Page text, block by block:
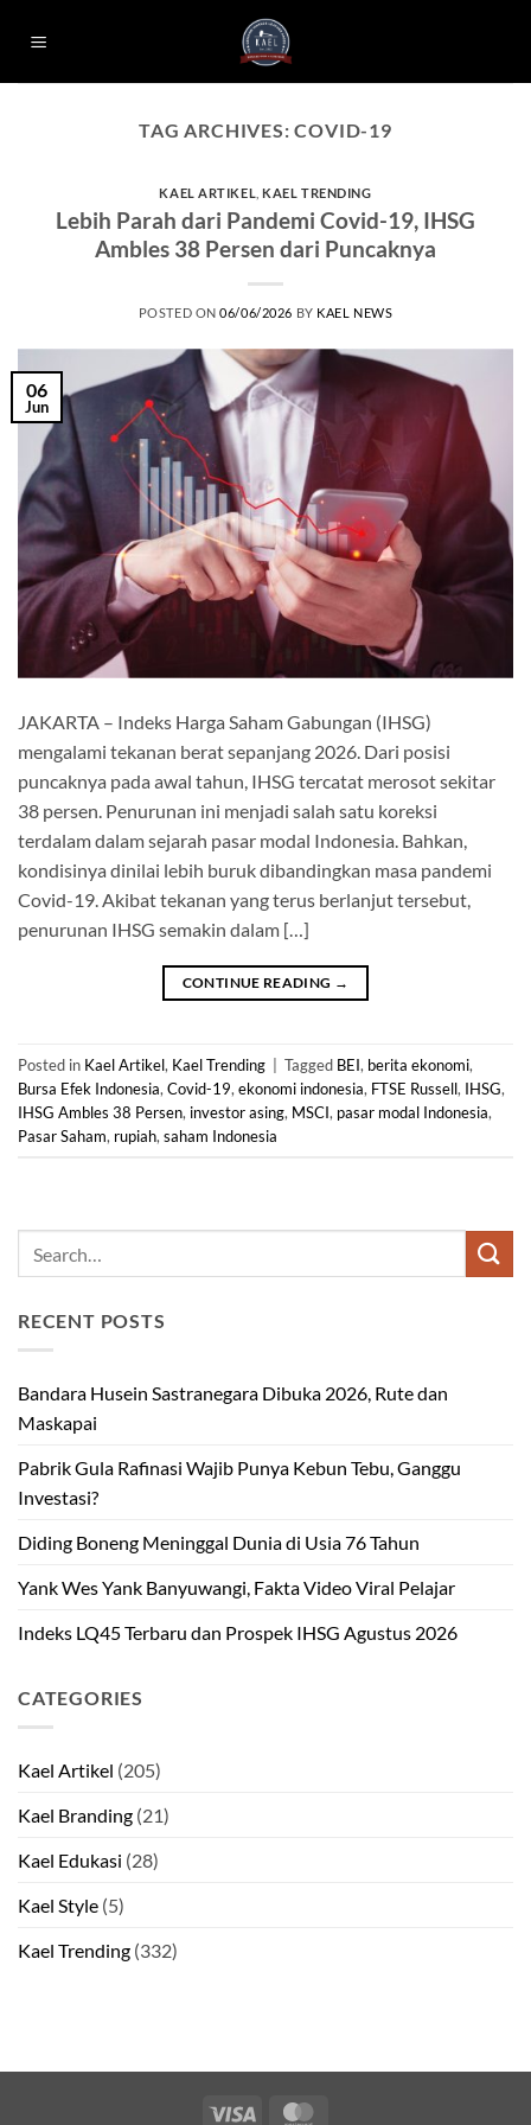
TAG ARCHIVES:COVID-19
KAEL ARTIKEL ,KAEL TRENDING
Lebih Parah dari Pandemi Covid-19, IHSG
Ambles 38 Persen dari Puncaknya
POSTED ON06/06/2026 BY KAEL NEWS
06
Jun
JAKARTA – Indeks Harga Saham Gabungan (IHSG)
mengalami tekanan berat sepanjang 2026. Dari posisi
puncaknya pada awal tahun, IHSG tercatat merosot sekitar
38 persen. Penurunan ini menjadi salah satu koreksi
terdalam dalam sejarah pasar modal Indonesia. Bahkan,
kondisinya dinilai lebih buruk dibandingkan masa pandemi
Covid-19. Akibat tekanan yang terus berlanjut tersebut,
penurunan IHSG semakin dalam […]
CONTINUE READING →
Posted in Kael Artikel, Kael Trending Tagged BEI, berita ekonomi,
Bursa Efek Indonesia, Covid-19, ekonomi indonesia, FTSE Russell, IHSG,
IHSG Ambles 38 Persen, investor asing, MSCI, pasar modal Indonesia,
Pasar Saham, rupiah, saham Indonesia
RECENT POSTS
Bandara Husein Sastranegara Dibuka 2026, Rute dan
Maskapai
Pabrik Gula Rafinasi Wajib Punya Kebun Tebu, Ganggu
Investasi?
Diding Boneng Meninggal Dunia di Usia 76 Tahun
Yank Wes Yank Banyuwangi, Fakta Video Viral Pelajar
Indeks LQ45 Terbaru dan Prospek IHSG Agustus 2026
CATEGORIES
Kael Artikel (205)
Kael Branding (21)
Kael Edukasi (28)
Kael Style (5)
Kael Trending (332)
Visa